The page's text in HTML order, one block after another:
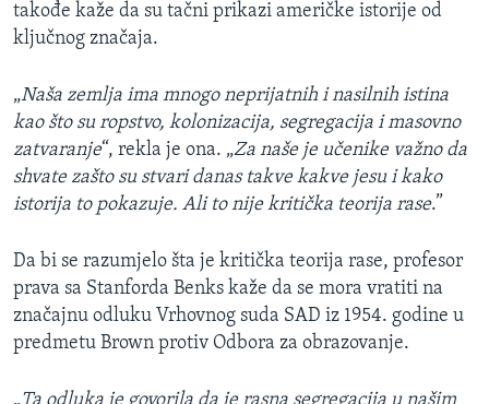
takođe kaže da su tačni prikazi američke istorije od
ključnog značaja.
„Naša zemlja ima mnogo neprijatnih i nasilnih istina
kao što su ropstvo, kolonizacija, segregacija i masovno
zatvaranje“, rekla je ona. „Za naše je učenike važno da
shvate zašto su stvari danas takve kakve jesu i kako
istorija to pokazuje. Ali to nije kritička teorija rase.”
Da bi se razumjelo šta je kritička teorija rase, profesor
prava sa Stanforda Benks kaže da se mora vratiti na
značajnu odluku Vrhovnog suda SAD iz 1954. godine u
predmetu Brown protiv Odbora za obrazovanje.